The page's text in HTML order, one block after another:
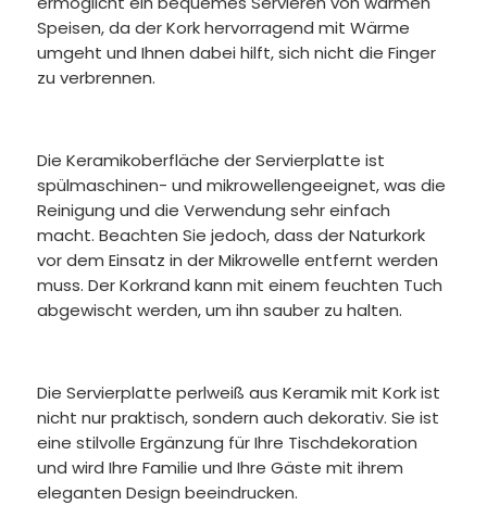
Speisen, da der Kork hervorragend mit Wärme
umgeht und Ihnen dabei hilft, sich nicht die Finger
zu verbrennen.
Die Keramikoberfläche der Servierplatte ist
spülmaschinen- und mikrowellengeeignet, was die
Reinigung und die Verwendung sehr einfach
macht. Beachten Sie jedoch, dass der Naturkork
vor dem Einsatz in der Mikrowelle entfernt werden
muss. Der Korkrand kann mit einem feuchten Tuch
abgewischt werden, um ihn sauber zu halten.
Die Servierplatte perlweiß aus Keramik mit Kork ist
nicht nur praktisch, sondern auch dekorativ. Sie ist
eine stilvolle Ergänzung für Ihre Tischdekoration
und wird Ihre Familie und Ihre Gäste mit ihrem
eleganten Design beeindrucken.